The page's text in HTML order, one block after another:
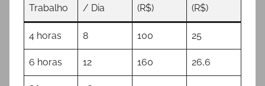
Trabalho
/ Dia
(R$)
(R$)
4 horas 8 100 25
6 horas 12 160 26,6